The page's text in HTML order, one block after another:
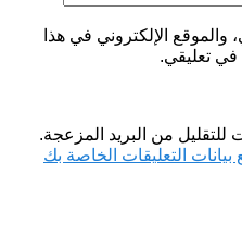
والموقع الإلكتروني في هذا
في تعليقي.
من البريد المزعجة.
التعليقات الخاصة بك